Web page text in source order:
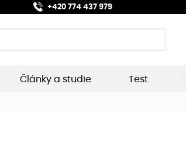
+420 774 437 979
Články a studie Test